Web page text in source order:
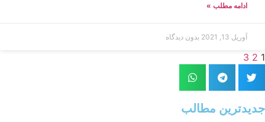
ادامه مطلب »
آوریل 13, 2021 بدون دیدگاه
1
2
3
جدیدترین مطالب